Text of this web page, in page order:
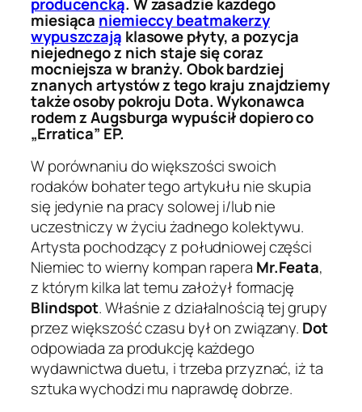
miesiąca niemieccy beatmakerzy
wypuszczają klasowe płyty, a pozycja
niejednego z nich staje się coraz
mocniejsza w branży. Obok bardziej
znanych artystów z tego kraju znajdziemy
także osoby pokroju Dota. Wykonawca
rodem z Augsburga wypuścił dopiero co
„Erratica” EP.
W porównaniu do większości swoich
rodaków bohater tego artykułu nie skupia
się jedynie na pracy solowej i/lub nie
uczestniczy w życiu żadnego kolektywu.
Artysta pochodzący z południowej części
Niemiec to wierny kompan rapera Mr.Feata,
z którym kilka lat temu założył formację
Blindspot. Właśnie z działalnością tej grupy
przez większość czasu był on związany. Dot
odpowiada za produkcję każdego
wydawnictwa duetu, i trzeba przyznać, iż ta
sztuka wychodzi mu naprawdę dobrze.